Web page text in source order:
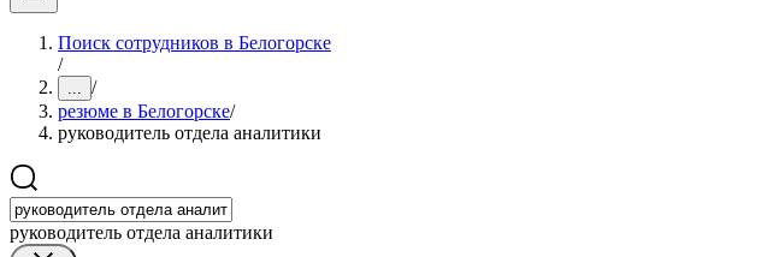
Поиск сотрудников в Белогорске
/
... /
резюме в Белогорске/
руководитель отдела аналитики
руководитель отдела аналитики